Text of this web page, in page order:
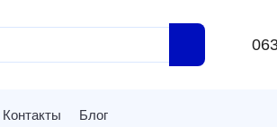
Контакты Блог